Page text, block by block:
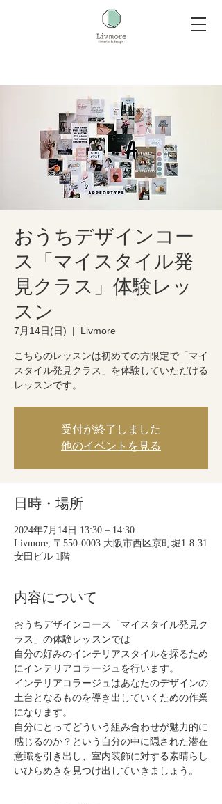
おうちデザインコー
ス「マイスタイル発
見クラス」体験レッ
スン
7月14日(日)
  |
Livmore
こちらのレッスンは初めての方限定で「マイ
スタイル発見クラス」を体験していただける
レッスンです。
受付が終了しました
他のイベントを見る
日時・場所
2024年7月14日 13:30 – 14:30
Livmore, 〒550-0003 大阪市西区京町堀1-8-31
安田ビル 1階
内容について
おうちデザインコース「マイスタイル発見ク
ラス」の体験レッスンでは
自分の好みのインテリアスタイルを探るため
にインテリアコラージュを行います。
インテリアコラージュはあなたのデザインの
土台となるものを導き出していくための作業
になります。
自分にとってどういう組み合わせが魅力的に
感じるのか？という自分の中に隠された潜在
意識を引き出し、室内装飾に対する素晴らし
いひらめきを見つけ出していきましょう。